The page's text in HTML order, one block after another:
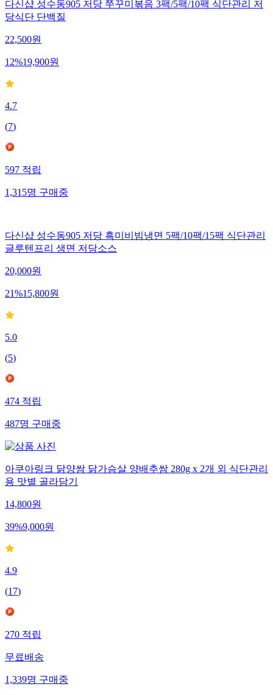
다신샵 성수동905 저당 쭈꾸미볶음 3팩/5팩/10팩 식단관리 저
당식단 단백질
22,500원
12%19,900원
4.7
(7)
597적립
1,315명구매중
다신샵 성수동905 저당 흑미비빔냉면 5팩/10팩/15팩 식단관리
글루텐프리 생면 저당소스
20,000원
21%15,800원
5.0
(5)
474적립
487명구매중
아쿠아링크 닭양쌈 닭가슴살 양배추쌈 280g x 2개 외 식단관리
용 맛별 골라담기
14,800원
39%9,000원
4.9
(17)
270적립
무료배송
1,339명구매중